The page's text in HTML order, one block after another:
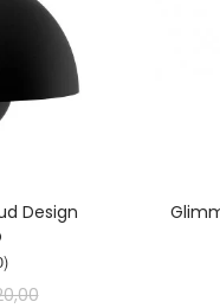
Design